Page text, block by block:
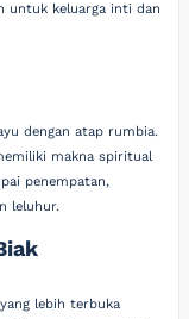
untuk keluarga inti dan
dengan atap rumbia.
makna spiritual
penempatan,
leluhur.
lebih terbuka